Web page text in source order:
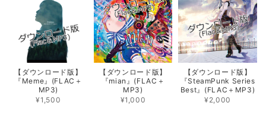
【ダウンロード版】
『Meme』(FLAC＋
MP3)
¥1,500
【ダウンロード版】
『mian』(FLAC＋
MP3)
¥1,000
【ダウンロード版】
『SteamPunk Series
Best』(FLAC＋MP3)
¥2,000